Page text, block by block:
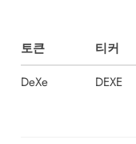
토큰 티커
DeXe
DEXE